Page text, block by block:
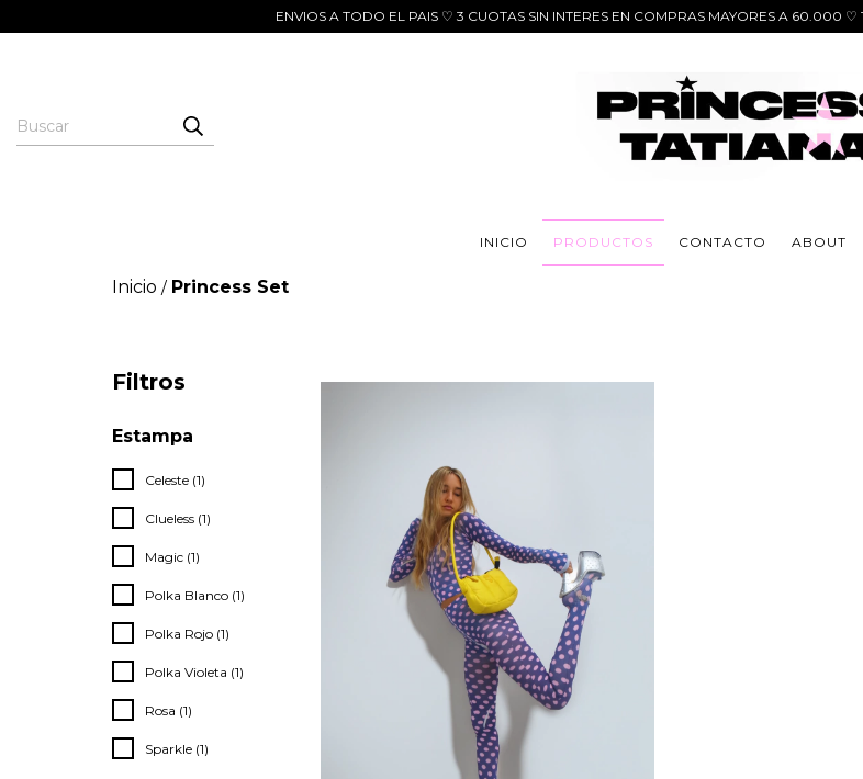
ENVIOS A TODO EL PAIS ♡ 3 CUOTAS SIN INTERES EN COMPRAS MAYORES A 60.000
INICIO PRODUCTOS CONTACTO ABOUT
Inicio / Princess Set
Filtros
Estampa
Celeste (1)
Clueless (1)
Magic (1)
Polka Blanco (1)
Polka Rojo (1)
Polka Violeta (1)
Rosa (1)
Sparkle (1)